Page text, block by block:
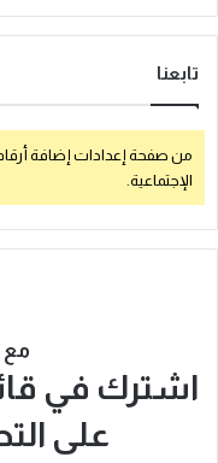
تابعنا
من صفحة إعدادات إضافة
الإجتماعية.
اشترك في
على